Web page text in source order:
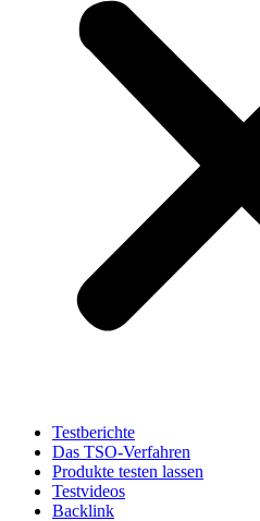
Testberichte
Das TSO-Verfahren
Produkte testen lassen
Testvideos
Backlink